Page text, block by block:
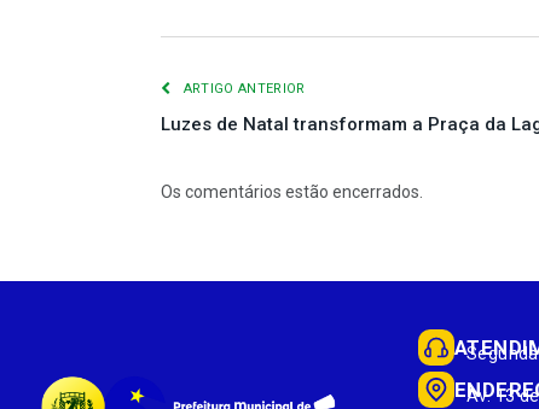
ARTIGO ANTERIOR
Luzes de Natal transformam a Praça da
Os comentários estão encerrados.
Av. 13